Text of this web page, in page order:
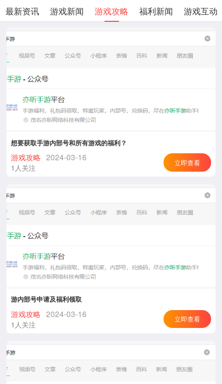
最新资讯 游戏新闻 游戏攻略 福利新闻 游戏互动
想要获取手游内部号和所有游戏的福利？
游戏攻略 2024-03-16
1人关注
立即查看
游内部号申请及福利领取
游戏攻略 2024-03-16
1人关注
立即查看